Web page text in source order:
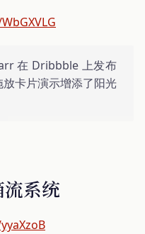
在 Dribbble 上发布
放卡片演示增添了阳光
系统